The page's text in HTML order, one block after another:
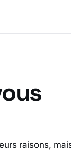
raisons,